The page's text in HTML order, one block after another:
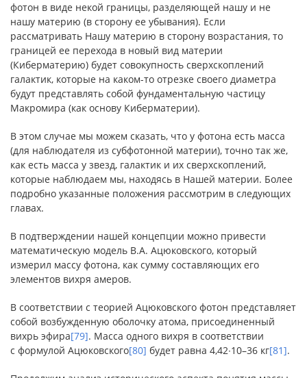
фотон в виде некой границы, разделяющей нашу и не
нашу материю (в сторону ее убывания). Если
рассматривать Нашу материю в сторону возрастания, то
границей ее перехода в новый вид материи
(Киберматерию) будет совокупность сверхскоплений
галактик, которые на каком-то отрезке своего диаметра
будут представлять собой фундаментальную частицу
Макромира (как основу Киберматерии).
В этом случае мы можем сказать, что у фотона есть масса
(для наблюдателя из субфотонной материи), точно так же,
как есть масса у звезд, галактик и их сверхскоплений,
которые наблюдаем мы, находясь в Нашей материи. Более
подробно указанные положения рассмотрим в следующих
главах.
В подтверждении нашей концепции можно привести
математическую модель В.А. Ацюковского, который
измерил массу фотона, как сумму составляющих его
элементов вихря амеров.
В соответствии с теорией Ацюковского фотон представляет
собой возбужденную оболочку атома, присоединенный
вихрь эфира[79]. Масса одного вихря в соответствии
с формулой Ацюковского[80] будет равна 4,42∙10–36 кг[81].